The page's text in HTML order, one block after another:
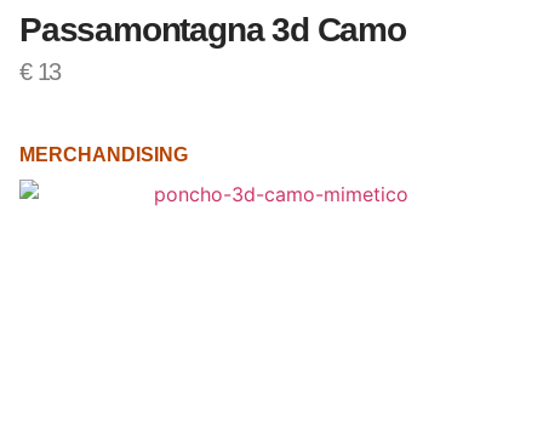
Passamontagna 3d Camo
€13
MERCHANDISING